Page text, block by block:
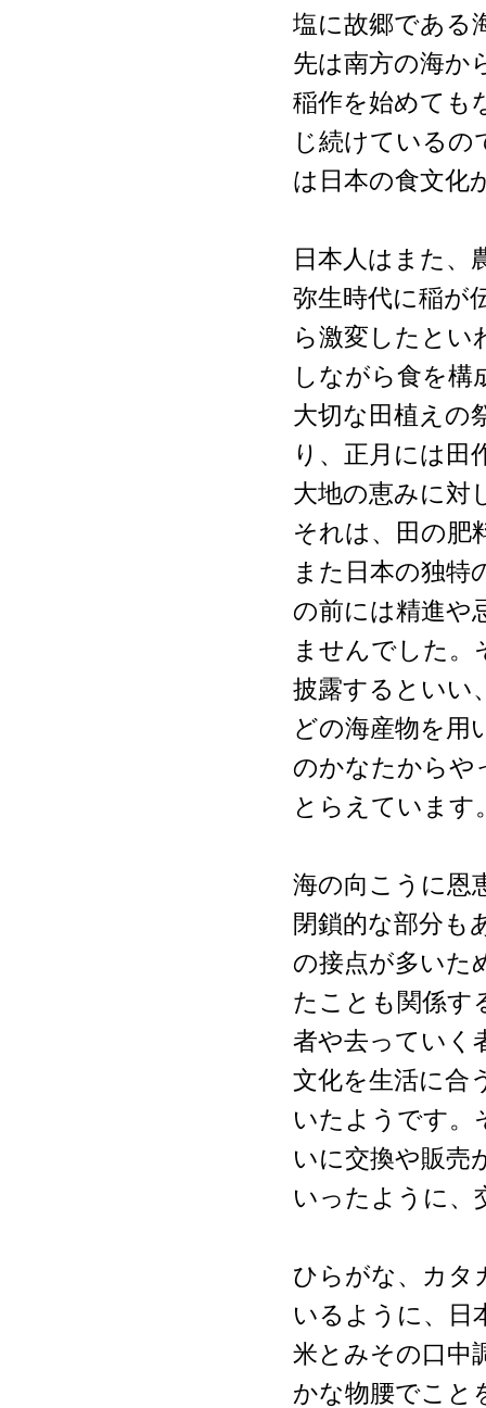
塩に故郷である
先は南方の海か
稲作を始めても
じ続けているの
は日本の食文化
日本人はまた、
弥生時代に稲が
ら激変したとい
しながら食を
大切な田植えの
り、正月には田
大地の恵みに対
それは、田の肥
また日本の独特
の前には精進や
ませんでした
披露するといい
どの海産物を用
のかなたからや
とらえています
海の向こうに恩
閉鎖的な部分も
の接点が多いた
たことも関係す
者や去っていく
文化を生活に合
いたようです。
いに交換や販売
いったように、
ひらがな、カタ
いるように、日
米とみその口中
かな物腰でこと